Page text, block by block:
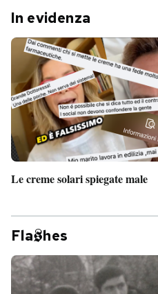
In evidenza
Le creme solari spiegate male
Fla hes